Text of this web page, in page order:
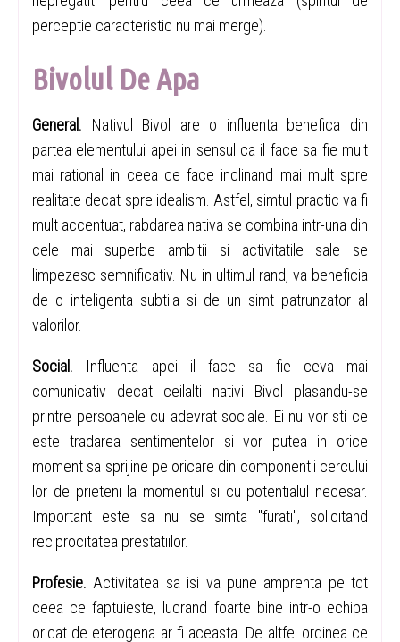
perceptie caracteristic nu mai merge).
Bivolul De Apa
General. Nativul Bivol are o influenta benefica din
partea elementului apei in sensul ca il face sa fie mult
mai rational in ceea ce face inclinand mai mult spre
realitate decat spre idealism. Astfel, simtul practic va fi
mult accentuat, rabdarea nativa se combina intr-una din
cele mai superbe ambitii si activitatile sale se
limpezesc semnificativ. Nu in ultimul rand, va beneficia
de o inteligenta subtila si de un simt patrunzator al
valorilor.
Social. Influenta apei il face sa fie ceva mai
comunicativ decat ceilalti nativi Bivol plasandu-se
printre persoanele cu adevrat sociale. Ei nu vor sti ce
este tradarea sentimentelor si vor putea in orice
moment sa sprijine pe oricare din componentii cercului
lor de prieteni la momentul si cu potentialul necesar.
Important este sa nu se simta "furati", solicitand
reciprocitatea prestatiilor.
Profesie. Activitatea sa isi va pune amprenta pe tot
ceea ce faptuieste, lucrand foarte bine intr-o echipa
oricat de eterogena ar fi aceasta. De altfel ordinea ce